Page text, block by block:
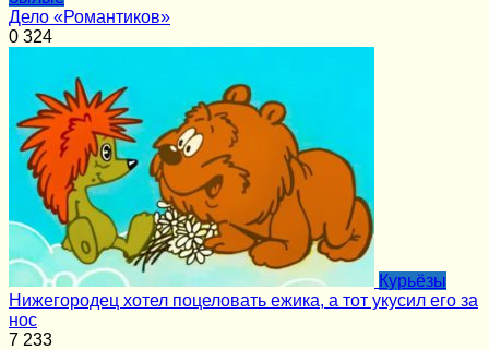
Дело «Романтиков»
0 324
Курьёзы
Нижегородец хотел поцеловать ежика, а тот укусил его за
нос
7 233